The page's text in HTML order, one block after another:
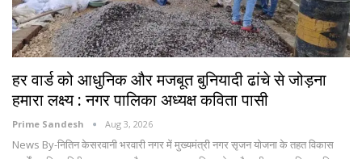
हर वार्ड को आधुनिक और मजबूत बुनियादी ढांचे से जोड़ना
हमारा लक्ष्य : नगर पालिका अध्यक्ष कविता पासी
Prime Sandesh Aug 3, 2026
News By-नितिन केसरवानी भरवारी नगर में मुख्यमंत्री नगर सृजन योजना के तहत विकास